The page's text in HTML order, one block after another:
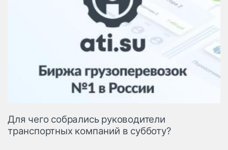
Для чего собрались руководители
транспортных компаний в субботу?